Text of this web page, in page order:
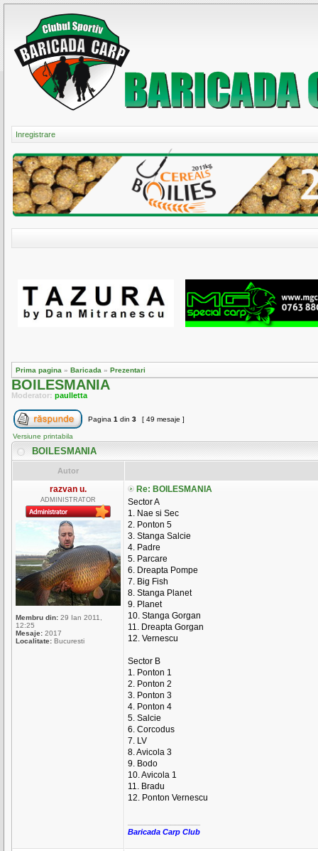
Inregistrare
Prima pagina » Baricada » Prezentari
BOILESMANIA
Moderator: paulletta
Pagina 1 din 3 [ 49 mesaje ]
Versiune printabila
BOILESMANIA
Autor
razvan u.
ADMINISTRATOR
Membru din: 29 Ian 2011,
12:25
Mesaje: 2017
Localitate: Bucuresti
Re: BOILESMANIA
Sector A
1. Nae si Sec
2. Ponton 5
3. Stanga Salcie
4. Padre
5. Parcare
6. Dreapta Pompe
7. Big Fish
8. Stanga Planet
9. Planet
10. Stanga Gorgan
11. Dreapta Gorgan
12. Vernescu
Sector B
1. Ponton 1
2. Ponton 2
3. Ponton 3
4. Ponton 4
5. Salcie
6. Corcodus
7. LV
8. Avicola 3
9. Bodo
10. Avicola 1
11. Bradu
12. Ponton Vernescu
Baricada Carp Club